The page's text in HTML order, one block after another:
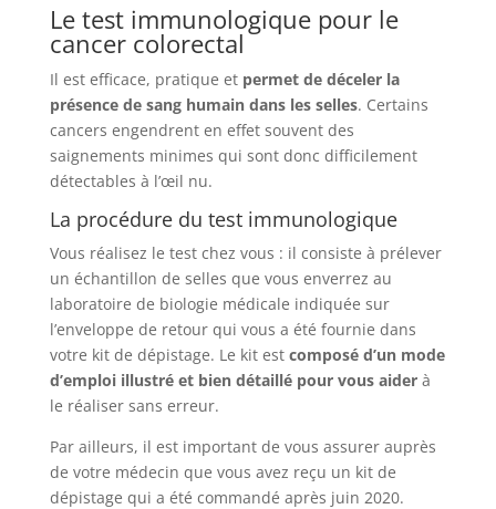
Le test immunologique pour le
cancer colorectal
Il est efficace, pratique etpermet de déceler la
présence de sang humain dans les selles. Certains
cancers engendrent en effet souvent des
saignements minimes qui sont donc difficilement
détectables à l’œil nu.
La procédure du test immunologique
Vous réalisez le test chez vous : il consiste à prélever
un échantillon de selles que vous enverrez au
laboratoire de biologie médicale indiquée sur
l’enveloppe de retour qui vous a été fournie dans
votre kit de dépistage. Le kit estcomposé d’un mode
d’emploi illustré et bien détaillé pour vous aider à
le réaliser sans erreur.
Par ailleurs, il est important de vous assurer auprès
de votre médecin que vous avez reçu un kit de
dépistage qui a été commandé après juin 2020.